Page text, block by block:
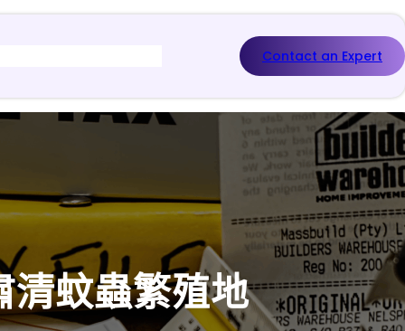
Contact an Expert
清蚊蟲繁殖地